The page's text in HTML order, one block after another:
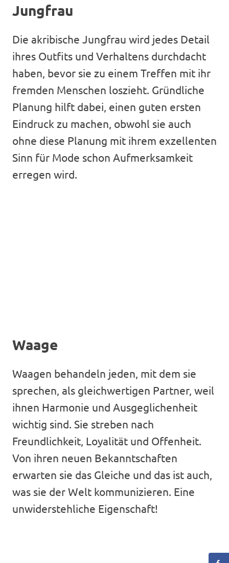
Jungfrau
Die akribische Jungfrau wird jedes Detail
ihres Outfits und Verhaltens durchdacht
haben, bevor sie zu einem Treffen mit ihr
fremden Menschen loszieht. Gründliche
Planung hilft dabei, einen guten ersten
Eindruck zu machen, obwohl sie auch
ohne diese Planung mit ihrem exzellenten
Sinn für Mode schon Aufmerksamkeit
erregen wird.
Waage
Waagen behandeln jeden, mit dem sie
sprechen, als gleichwertigen Partner, weil
ihnen Harmonie und Ausgeglichenheit
wichtig sind. Sie streben nach
Freundlichkeit, Loyalität und Offenheit.
Von ihren neuen Bekanntschaften
erwarten sie das Gleiche und das ist auch,
was sie der Welt kommunizieren. Eine
unwiderstehliche Eigenschaft!